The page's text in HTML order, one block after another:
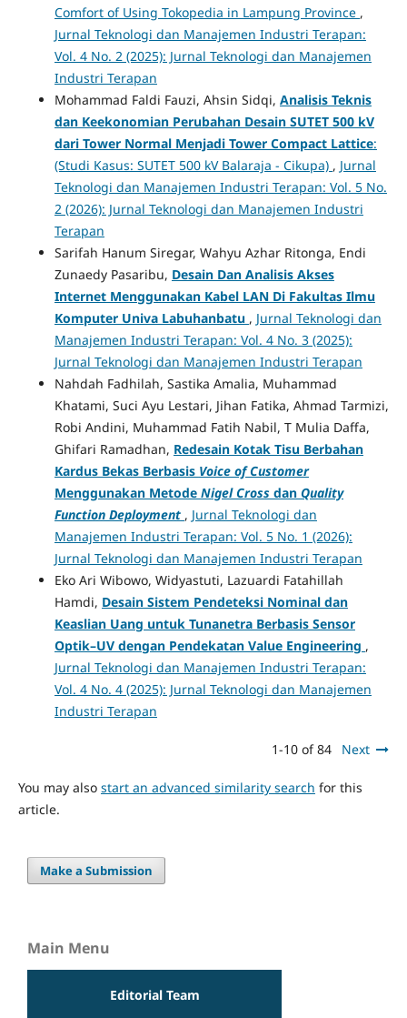
Comfort of Using Tokopedia in Lampung Province ,
Jurnal Teknologi dan Manajemen Industri Terapan:
Vol. 4 No. 2 (2025): Jurnal Teknologi dan Manajemen
Industri Terapan
Mohammad Faldi Fauzi, Ahsin Sidqi, Analisis Teknis
dan Keekonomian Perubahan Desain SUTET 500 kV
dari Tower Normal Menjadi Tower Compact Lattice:
(Studi Kasus: SUTET 500 kV Balaraja - Cikupa) , Jurnal
Teknologi dan Manajemen Industri Terapan: Vol. 5 No.
2 (2026): Jurnal Teknologi dan Manajemen Industri
Terapan
Sarifah Hanum Siregar, Wahyu Azhar Ritonga, Endi
Zunaedy Pasaribu, Desain Dan Analisis Akses
Internet Menggunakan Kabel LAN Di Fakultas Ilmu
Komputer Univa Labuhanbatu , Jurnal Teknologi dan
Manajemen Industri Terapan: Vol. 4 No. 3 (2025):
Jurnal Teknologi dan Manajemen Industri Terapan
Nahdah Fadhilah, Sastika Amalia, Muhammad
Khatami, Suci Ayu Lestari, Jihan Fatika, Ahmad Tarmizi,
Robi Andini, Muhammad Fatih Nabil, T Mulia Daffa,
Ghifari Ramadhan, Redesain Kotak Tisu Berbahan
Kardus Bekas Berbasis Voice of Customer
Menggunakan Metode Nigel Cross dan Quality
Function Deployment , Jurnal Teknologi dan
Manajemen Industri Terapan: Vol. 5 No. 1 (2026):
Jurnal Teknologi dan Manajemen Industri Terapan
Eko Ari Wibowo, Widyastuti, Lazuardi Fatahillah
Hamdi, Desain Sistem Pendeteksi Nominal dan
Keaslian Uang untuk Tunanetra Berbasis Sensor
Optik–UV dengan Pendekatan Value Engineering ,
Jurnal Teknologi dan Manajemen Industri Terapan:
Vol. 4 No. 4 (2025): Jurnal Teknologi dan Manajemen
Industri Terapan
1-10 of 84 Next
You may also start an advanced similarity search for this
article.
Make a Submission
Main Menu
Editorial Team